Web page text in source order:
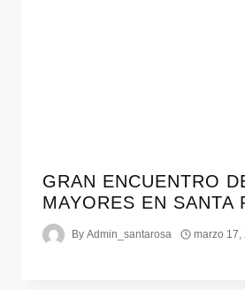
GRAN ENCUENTRO
MAYORES EN SANTA
By Admin_santarosa marzo 17,